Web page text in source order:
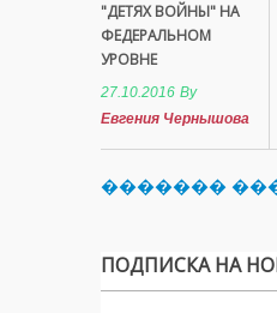
"ДЕТЯХ ВОЙНЫ" НА
ФЕДЕРАЛЬНОМ
УРОВНЕ
27.10.2016 By
Евгения Чернышова
�������
ПОДПИСКА НА